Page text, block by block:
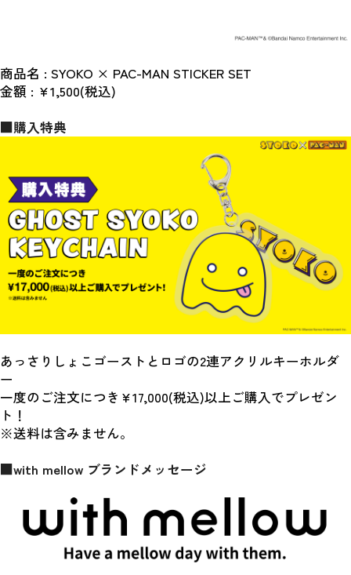
商品名 : SYOKO × PAC-MAN STICKER SET
金額 : ¥1,500(税込)
■購入特典
あっさりしょこゴーストとロゴの2連アクリルキーホルダ
ー
一度のご注文につき¥17,000(税込)以上ご購入でプレゼン
ト！
※送料は含みません。
■with mellow ブランドメッセージ